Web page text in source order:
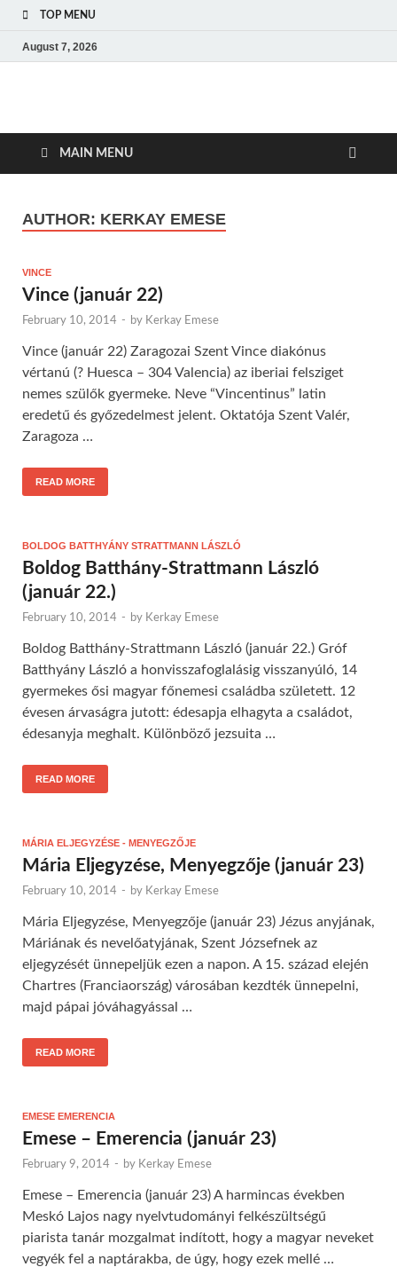
TOP MENU
August 7, 2026
Amerikai Magyar
Múzeum
MAIN MENU
AUTHOR: KERKAY EMESE
VINCE
Vince (január 22)
February 10, 2014 - by Kerkay Emese
Vince (január 22) Zaragozai Szent Vince diakónus
vértanú (? Huesca – 304 Valencia) az iberiai felsziget
nemes szülők gyermeke. Neve “Vincentinus” latin
eredetű és győzedelmest jelent. Oktatója Szent Valér,
Zaragoza …
READ MORE
BOLDOG BATTHYÁNY STRATTMANN LÁSZLÓ
Boldog Batthány-Strattmann László
(január 22.)
February 10, 2014 - by Kerkay Emese
Boldog Batthány-Strattmann László (január 22.) Gróf
Batthyány László a honvisszafoglalásig visszanyúló, 14
gyermekes ősi magyar főnemesi családba született. 12
évesen árvaságra jutott: édesapja elhagyta a családot,
édesanyja meghalt. Különböző jezsuita …
READ MORE
MÁRIA ELJEGYZÉSE - MENYEGZŐJE
Mária Eljegyzése, Menyegzője (január 23)
February 10, 2014 - by Kerkay Emese
Mária Eljegyzése, Menyegzője (január 23) Jézus anyjának,
Máriának és nevelőatyjának, Szent Józsefnek az
eljegyzését ünnepeljük ezen a napon. A 15. század elején
Chartres (Franciaország) városában kezdték ünnepelni,
majd pápai jóváhagyással …
READ MORE
EMESE EMERENCIA
Emese – Emerencia (január 23)
February 9, 2014 - by Kerkay Emese
Emese – Emerencia (január 23) A harmincas években
Meskó Lajos nagy nyelvtudományi felkészültségű
piarista tanár mozgalmat indított, hogy a magyar neveket
vegyék fel a naptárakba, de úgy, hogy ezek mellé …